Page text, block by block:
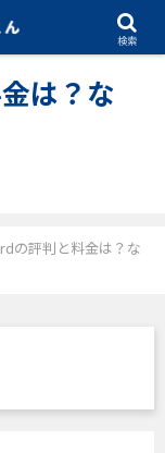
03.11.2025
は？な
の評判と料金は？な
検索